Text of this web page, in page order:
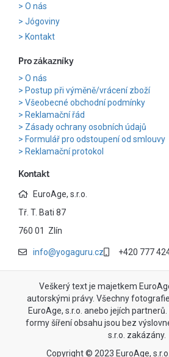
O nás
Jógoviny
Kontakt
Pro zákazníky
O nás
Postup při výměně/vrácení zboží
Všeobecné obchodní podmínky
Reklamační řád
Zásady ochrany osobních údajů
Formulář pro odstoupení od smlouvy
Reklamační protokol
Kontakt
EuroAge, s.r.o.
Tř. T. Bati 87
760 01 Zlín
info@yogaguru.cz +420 777
Veškerý text je majetkem
autorskými právy. Všechny
EuroAge, s.r.o. anebo jejích
formy šíření obsahu jsou bez
s.r.o. zakázány.
Copyright © 2023 EuroAge,